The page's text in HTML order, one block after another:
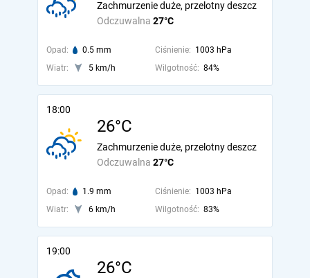
Odczuwalna 27°C
Zachmurzenie duże, przelotny deszcz
Opad: 0.5 mm Ciśnienie: 1003 hPa
Wiatr:
5 km/h Wilgotność: 84%
18:00
26°C
Odczuwalna 27°C
Zachmurzenie duże, przelotny deszcz
Opad: 1.9 mm Ciśnienie: 1003 hPa
Wiatr:
6 km/h Wilgotność: 83%
19:00
26°C